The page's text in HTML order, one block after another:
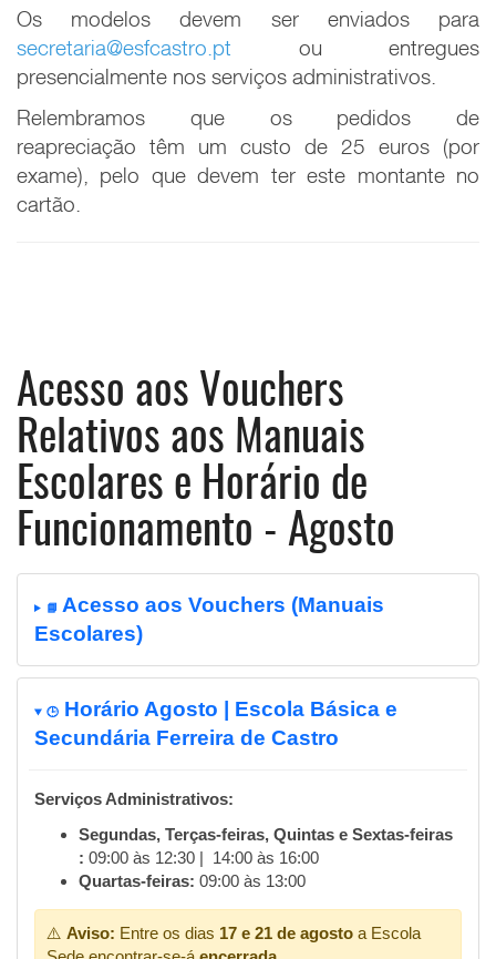
Os modelos devem ser enviados para
secretaria@esfcastro.pt ou entregues
presencialmente nos serviços administrativos.
Relembramos que os pedidos de
reapreciação têm um custo de 25 euros (por
exame), pelo que devem ter este montante no
cartão.
Acesso aos Vouchers
Relativos aos Manuais
Escolares e Horário de
Funcionamento - Agosto
📘 Acesso aos Vouchers (Manuais
Escolares)
🕒 Horário Agosto | Escola Básica e
Secundária Ferreira de Castro
Serviços Administrativos:
Segundas, Terças-feiras, Quintas e Sextas-feiras
: 09:00 às 12:30 | 14:00 às 16:00
Quartas-feiras: 09:00 às 13:00
⚠️ Aviso: Entre os dias 17 e 21 de agosto a Escola